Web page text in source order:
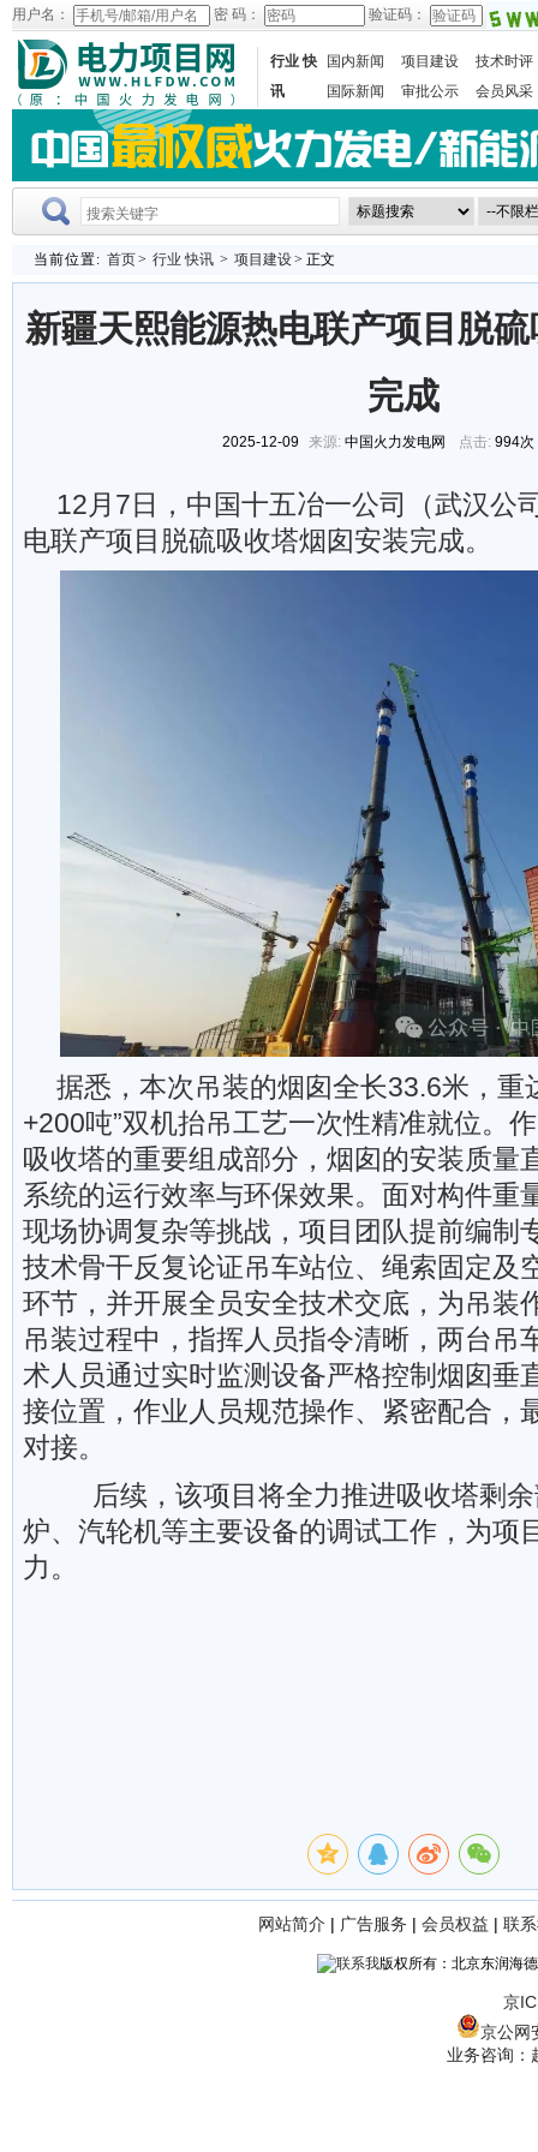
用户名： 密 码： 验证码：
行业 快
讯
国内新闻 项目建设
技术时评
国际新闻
审批公示 会员风采
当前位置: 首页> 行业 快讯 > 项目建设> 正文
新疆天熙能源热电联产项目脱
完成
2025-12-09 来源: 中国火力发电网 点击: 994次
12月7日，中国十五冶一公司（武汉公
电联产项目脱硫吸收塔烟囱安装完成。
据悉，本次吊装的烟囱全长33.6米，重
+200吨”双机抬吊工艺一次性精准就位。
吸收塔的重要组成部分，烟囱的安装质量
系统的运行效率与环保效果。面对构件重
现场协调复杂等挑战，项目团队提前编制
技术骨干反复论证吊车站位、绳索固定及
环节，并开展全员安全技术交底，为吊装
吊装过程中，指挥人员指令清晰，两台吊
术人员通过实时监测设备严格控制烟囱垂
接位置，作业人员规范操作、紧密配合，
对接。
后续，该项目将全力推进吸收塔剩
炉、汽轮机等主要设备的调试工作，为项
力。
网站简介 | 广告服务 | 会员权益 | 联
版权所有：北京东润海
京
京公网
业务咨询：